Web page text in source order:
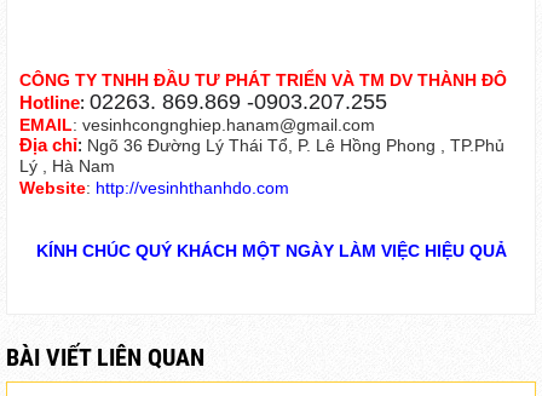
CÔNG TY TNHH ĐẦU TƯ PHÁT TRIỂN VÀ TM DV THÀNH ĐÔ
Hotline: 02263. 869.869 -0903.207.255
EMAIL: vesinhcongnghiep.hanam@gmail.com
Địa chỉ: Ngõ 36 Đường Lý Thái Tổ, P. Lê Hồng Phong , TP.Phủ
Lý , Hà Nam
Website: http://vesinhthanhdo.com
KÍNH CHÚC QUÝ KHÁCH MỘT NGÀY LÀM VIỆC HIỆU QUẢ
BÀI VIẾT LIÊN QUAN